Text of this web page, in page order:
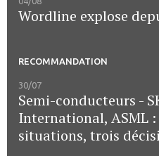
Wordline explose
RECOMMANDATION
30/07
Semi-conducteurs -
International, ASML
situations, trois